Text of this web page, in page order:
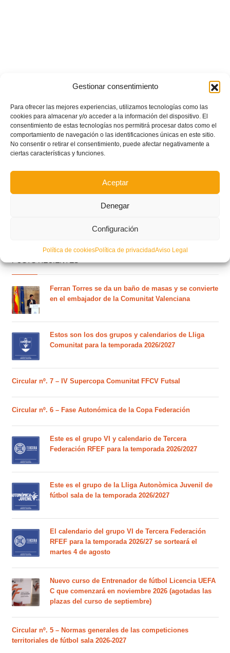
Gestionar consentimiento
Para ofrecer las mejores experiencias, utilizamos tecnologías como las
cookies para almacenar y/o acceder a la información del dispositivo. El
consentimiento de estas tecnologías nos permitirá procesar datos como el
comportamiento de navegación o las identificaciones únicas en este sitio.
No consentir o retirar el consentimiento, puede afectar negativamente a
ciertas características y funciones.
Aceptar
Denegar
Configuración
Política de cookiesPolítica de privacidadAviso Legal
Ferran Torres se da un baño de masas y se convierte
en el embajador de la Comunitat Valenciana
Estos son los dos grupos y calendarios de Lliga
Comunitat para la temporada 2026/2027
Circular nº. 7 – IV Supercopa Comunitat FFCV Futsal
Circular nº. 6 – Fase Autonómica de la Copa Federación
Este es el grupo VI y calendario de Tercera
Federación RFEF para la temporada 2026/2027
Este es el grupo de la Lliga Autonòmica Juvenil de
fútbol sala de la temporada 2026/2027
El calendario del grupo VI de Tercera Federación
RFEF para la temporada 2026/27 se sorteará el
martes 4 de agosto
Nuevo curso de Entrenador de fútbol Licencia UEFA
C que comenzará en noviembre 2026 (agotadas las
plazas del curso de septiembre)
Circular nº. 5 – Normas generales de las competiciones
territoriales de fútbol sala 2026-2027